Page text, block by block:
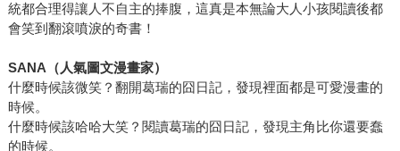
統都合理得讓人不自主的捧腹，這真是本無論大人小孩閱讀後都
會笑到翻滾噴淚的奇書！
SANA （人氣圖文漫畫家）
什麼時候該微笑？翻開葛瑞的囧日記，發現裡面都是可愛漫畫的
時候。
什麼時候該哈哈大笑？閱讀葛瑞的囧日記，發現主角比你還要蠢
的時候。